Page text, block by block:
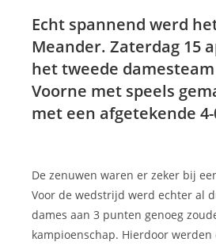
Echt spannend werd
Meander. Zaterdag 15
het tweede
Voorne met speels
met een afgetekende 4-
De zenuwen waren er zeker bij
Voor de wedstrijd werd echter al
dames aan 3 punten genoeg
kampioenschap. Hierdoor werden